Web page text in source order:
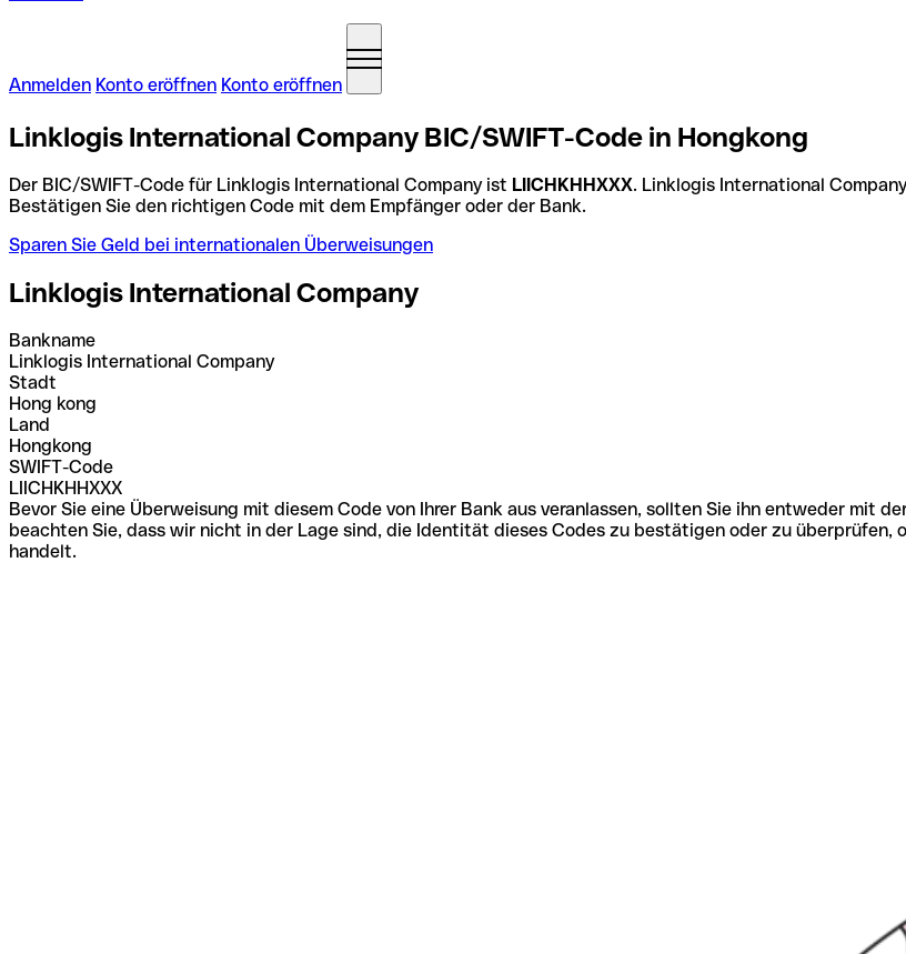
Anmelden Konto eröffnen Konto eröffnen
Linklogis International Company BIC/SWIFT-Code in Hongkong
Der BIC/SWIFT-Code für Linklogis International Company ist LIICHKHHXXX. Linklogis International
Bestätigen Sie den richtigen Code mit dem Empfänger oder der Bank.
Sparen Sie Geld bei internationalen Überweisungen
Linklogis International Company
Bankname
Linklogis International Company
Stadt
Hong kong
Land
Hongkong
SWIFT-Code
LIICHKHHXXX
Bevor Sie eine Überweisung mit diesem Code von Ihrer Bank aus veranlassen, sollten Sie ihn entweder mit
beachten Sie, dass wir nicht in der Lage sind, die Identität dieses Codes zu bestätigen oder zu überprüfen,
handelt.